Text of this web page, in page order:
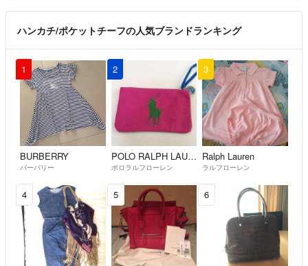
ハンカチ/ポケットチーフの人気ブランドランキング
1
BURBERRY
バーバリー
2
POLO RALPH LAUREN
ポロラルフローレン
3
Ralph Lauren
ラルフローレン
4 5 6